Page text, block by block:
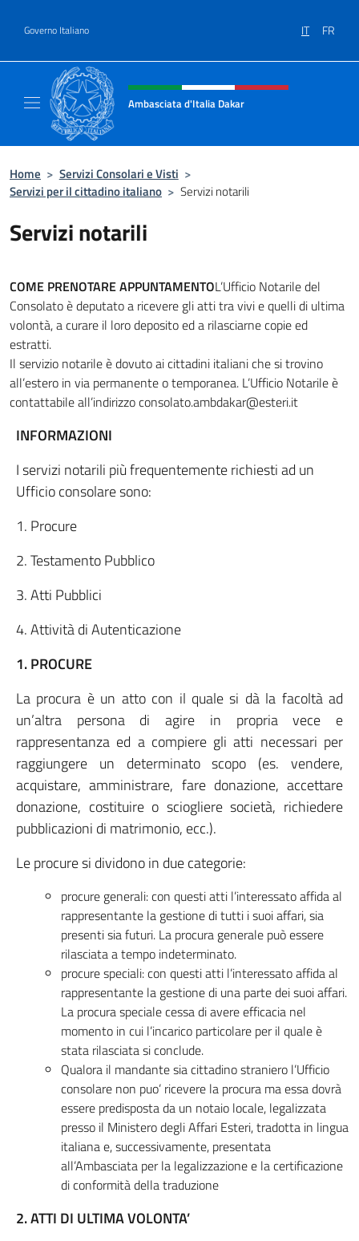
Governo Italiano IT FR
Intestazione sito, social e menù
Ambasciata d'Italia Dakar
Home > Servizi Consolari e Visti >
Servizi per il cittadino italiano > Servizi notarili
Servizi notarili
COME PRENOTARE APPUNTAMENTOL’Ufficio Notarile del
Consolato è deputato a ricevere gli atti tra vivi e quelli di ultima
volontà, a curare il loro deposito ed a rilasciarne copie ed
estratti.
Il servizio notarile è dovuto ai cittadini italiani che si trovino
all’estero in via permanente o temporanea. L’Ufficio Notarile è
contattabile all’indirizzo consolato.ambdakar@esteri.it
INFORMAZIONI
I servizi notarili più frequentemente richiesti ad un
Ufficio consolare sono:
1. Procure
2. Testamento Pubblico
3. Atti Pubblici
4. Attività di Autenticazione
1. PROCURE
La procura è un atto con il quale si dà la facoltà ad
un’altra persona di agire in propria vece e
rappresentanza ed a compiere gli atti necessari per
raggiungere un determinato scopo (es. vendere,
acquistare, amministrare, fare donazione, accettare
donazione, costituire o sciogliere società, richiedere
pubblicazioni di matrimonio, ecc.).
Le procure si dividono in due categorie:
procure generali: con questi atti l’interessato affida al
rappresentante la gestione di tutti i suoi affari, sia
presenti sia futuri. La procura generale può essere
rilasciata a tempo indeterminato.
procure speciali: con questi atti l’interessato affida al
rappresentante la gestione di una parte dei suoi affari.
La procura speciale cessa di avere efficacia nel
momento in cui l’incarico particolare per il quale è
stata rilasciata si conclude.
Qualora il mandante sia cittadino straniero l’Ufficio
consolare non puo’ ricevere la procura ma essa dovrà
essere predisposta da un notaio locale, legalizzata
presso il Ministero degli Affari Esteri, tradotta in lingua
italiana e, successivamente, presentata
all’Ambasciata per la legalizzazione e la certificazione
di conformità della traduzione
2. ATTI DI ULTIMA VOLONTA’